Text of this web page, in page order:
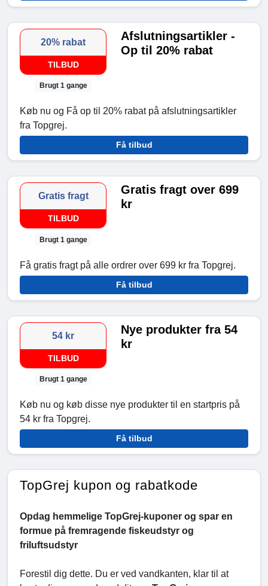
20% rabat
TILBUD
Brugt 1 gange
Afslutningsartikler -
Op til 20% rabat
Køb nu og Få op til 20% rabat på afslutningsartikler
fra Topgrej.
Få tilbud
Gratis fragt
TILBUD
Brugt 1 gange
Gratis fragt over 699
kr
Få gratis fragt på alle ordrer over 699 kr fra Topgrej.
Få tilbud
54 kr
TILBUD
Brugt 1 gange
Nye produkter fra 54
kr
Køb nu og køb disse nye produkter til en startpris på
54 kr fra Topgrej.
Få tilbud
TopGrej kupon og rabatkode
Opdag hemmelige TopGrej-kuponer og spar en
formue på fremragende fiskeudstyr og
friluftsudstyr
Forestil dig dette. Du er ved vandkanten, klar til at